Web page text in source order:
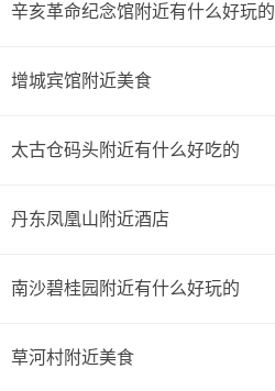
辛亥革命纪念馆附近有什么好玩的
增城宾馆附近美食
太古仓码头附近有什么好吃的
丹东凤凰山附近酒店
南沙碧桂园附近有什么好玩的
草河村附近美食